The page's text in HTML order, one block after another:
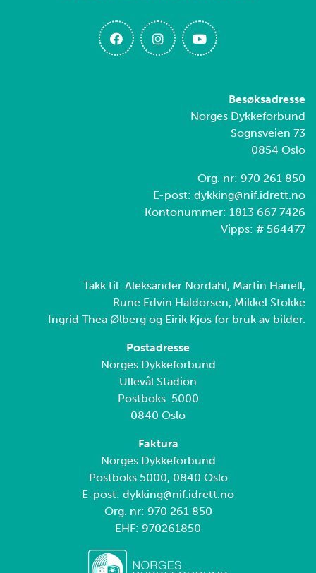
Besøksadresse
Norges Dykkeforbund
Sognsveien 73
0854 Oslo
Org. nr: 970 261 850
E-post: dykking@nif.idrett.no
Kontonummer: 1813 667 7426
Vipps: # 564477
Takk til: Aleksander Nordahl, Martin Hanell,
Rune Edvin Haldorsen, Mikkel Stokke
Ingrid Thea Ølberg og Eirik Kjos for bruk av bilder.
Postadresse
Norges Dykkeforbund
Ullevål Stadion
Postboks 5000
0840 Oslo
Faktura
Norges Dykkeforbund
Postboks 5000, 0840 Oslo
E-post: dykking@nif.idrett.no
Org. nr: 970 261 850
EHF: 970261850